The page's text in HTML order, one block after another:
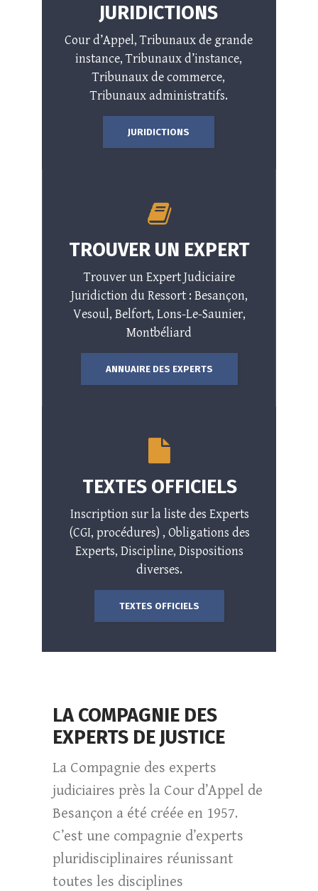
JURIDICTIONS
Cour d’Appel, Tribunaux de grande
instance, Tribunaux d’instance,
Tribunaux de commerce,
Tribunaux administratifs.
JURIDICTIONS
TROUVER UN EXPERT
Trouver un Expert Judiciaire
Juridiction du Ressort : Besançon,
Vesoul, Belfort, Lons-Le-Saunier,
Montbéliard
ANNUAIRE DES EXPERTS
TEXTES OFFICIELS
Inscription sur la liste des Experts
(CGI, procédures) , Obligations des
Experts, Discipline, Dispositions
diverses.
TEXTES OFFICIELS
LA COMPAGNIE DES
EXPERTS DE JUSTICE
La Compagnie des experts
judiciaires près la Cour d’Appel de
Besançon a été créée en 1957.
C’est une compagnie d’experts
pluridisciplinaires réunissant
toutes les disciplines